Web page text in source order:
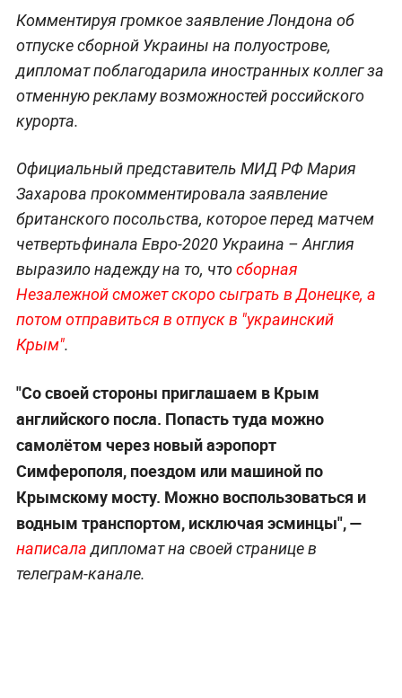
Комментируя громкое заявление Лондона об
отпуске сборной Украины на полуострове,
дипломат поблагодарила иностранных коллег за
отменную рекламу возможностей российского
курорта.
Официальный представитель МИД РФ Мария
Захарова прокомментировала заявление
британского посольства, которое перед матчем
четвертьфинала Евро-2020 Украина – Англия
выразило надежду на то, чтосборная
Незалежной сможет скоро сыграть в Донецке, а
потом отправиться в отпуск в "украинский
Крым".
"Со своей стороны приглашаем в Крым
английского посла. Попасть туда можно
самолётом через новый аэропорт
Симферополя, поездом или машиной по
Крымскому мосту. Можно воспользоваться и
водным транспортом, исключая эсминцы", —
написала дипломат на своей странице в
телеграм-канале.